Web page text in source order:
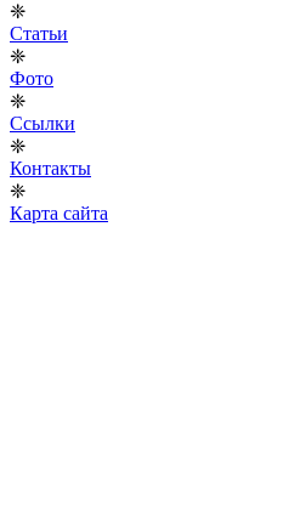
❈
Статьи
❈
Фото
❈
Ссылки
❈
Контакты
❈
Карта сайта